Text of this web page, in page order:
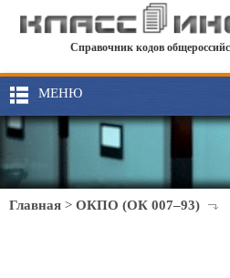
Справочник кодов
МЕНЮ
Главная > ОКПО (ОК 007–93)